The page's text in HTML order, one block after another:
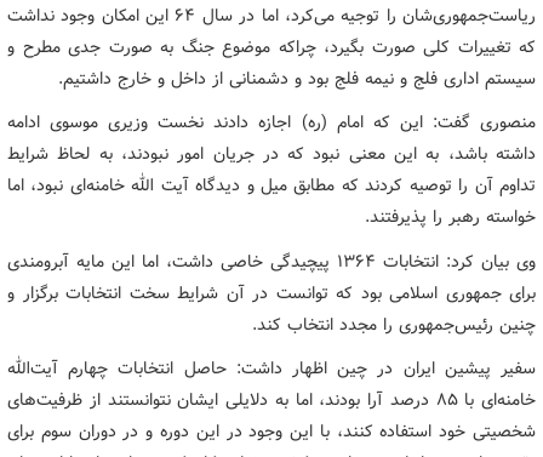
ریاست‌جمهوری‌شان را توجیه می‌کرد، اما در سال ۶۴ این امکان وجود نداشت
که تغییرات کلی صورت بگیرد، چراکه موضوع جنگ به صورت جدی مطرح و
سیستم اداری فلج و نیمه فلج بود و دشمنانی از داخل و خارج داشتیم.
منصوری گفت: این که امام (ره) اجازه دادند نخست وزیری موسوی ادامه
داشته باشد، به این معنی نبود که در جریان امور نبودند، به لحاظ شرایط
تداوم آن را توصیه کردند که مطابق میل و دیدگاه آیت الله خامنه‌ای نبود، اما
خواسته رهبر را پذیرفتند.
وی بیان کرد: انتخابات ۱۳۶۴ پیچیدگی خاصی داشت، اما این مایه آبرومندی
برای جمهوری اسلامی بود که توانست در آن شرایط سخت انتخابات برگزار و
چنین رئیس‌جمهوری را مجدد انتخاب کند.
سفیر پیشین ایران در چین اظهار داشت: حاصل انتخابات چهارم آیت‌الله
خامنه‌ای با ۸۵ درصد آرا بودند، اما به دلایلی ایشان نتوانستند از ظرفیت‌های
شخصیتی خود استفاده کنند، با این وجود در این دوره و در دوران سوم برای